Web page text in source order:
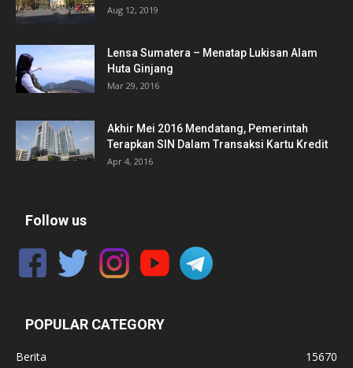
Aug 12, 2019
Lensa Sumatera – Menatap Lukisan Alam
Huta Ginjang
Mar 29, 2016
Akhir Mei 2016 Mendatang, Pemerintah
Terapkan SIN Dalam Transaksi Kartu Kredit
Apr 4, 2016
Follow us
POPULAR CATEGORY
Berita 15670